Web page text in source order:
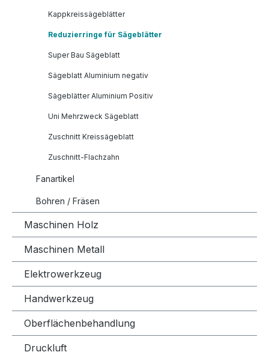
Kappkreissägeblätter
Reduzierringe für Sägeblätter
Super Bau Sägeblatt
Sägeblatt Aluminium negativ
Sägeblätter Aluminium Positiv
Uni Mehrzweck Sägeblatt
Zuschnitt Kreissägeblatt
Zuschnitt-Flachzahn
Fanartikel
Bohren / Fräsen
Maschinen Holz
Maschinen Metall
Elektrowerkzeug
Handwerkzeug
Oberflächenbehandlung
Druckluft